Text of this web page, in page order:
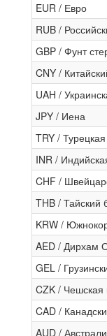
EUR / Евро
RUB /
GBP / Фунт
CNY /
UAH /
JPY / Иена
TRY /
INR /
CHF /
THB / Тайский
KRW /
AED / Дирхам
GEL /
CZK / Чешская
CAD /
AUD /